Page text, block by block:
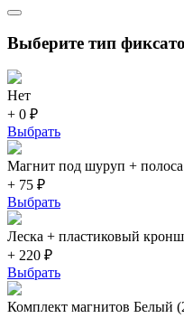
Выберите тип
Нет
+ 0 ₽
Выбрать
Магнит под шуруп + полоса
+ 75 ₽
Выбрать
Леска + пластиковый
+ 220 ₽
Выбрать
Комплект магнитов Белый